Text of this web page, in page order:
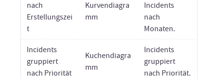
nach
Erstellungszei
t
Kurvendiagra
mm
Incidents
nach
Monaten.
Incidents
gruppiert
nach Priorität
Kuchendiagra
mm
Incidents
gruppiert
nach Priorität.